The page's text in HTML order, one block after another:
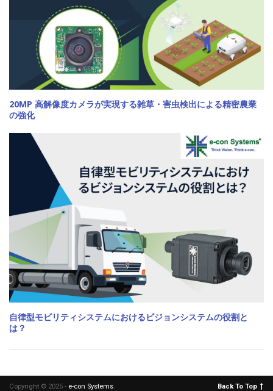
20MP 高解像度カメラが実現する雑草・害虫検出による精密農業
の強化
自律型モビリティシステムにおけるビジョンシステムの役割と
は？
Copyright © 2025 - e-con Systems. Back To Top